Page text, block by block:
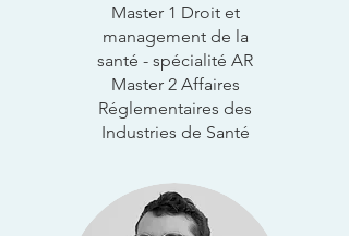
Master 1 Droit et
management de la
santé - spécialité AR
Master 2 Affaires
Réglementaires des
Industries de Santé